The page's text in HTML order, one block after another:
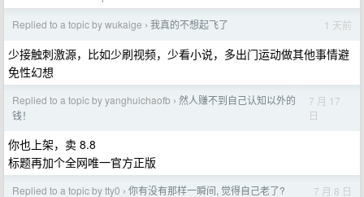
Replied to a topic by wukaige › 我真的不想起飞了 1 天前
少接触刺激源，比如少刷视频，少看小说，多出门运动做其他事情避
免性幻想
Replied to a topic by yanghuichaofb › 然人赚不到自己认知以外的
钱！
7 月 17
日
你也上架，卖 8.8
标题再加个全网唯一官方正版
Replied to a topic by tty0 › 你有没有那样一瞬间, 觉得自己老了? 7 月 8 日